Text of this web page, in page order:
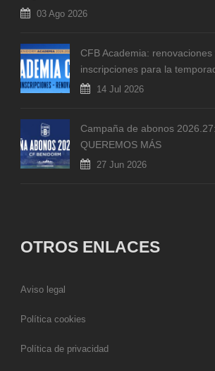
03 Ago 2026
CFB Academia:
inscripciones para la
14 Jul 2026
Campaña de abonos
QUEREMOS MÁS
27 Jun 2026
OTROS ENLACES
Aviso legal
Política cookies
Política de privacidad